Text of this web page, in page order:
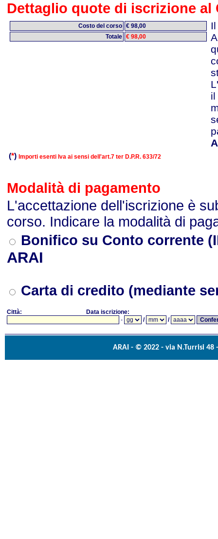
Dettaglio quote di iscrizione al
Costo del corso € 98,00
Totale € 98,00
(*) Importi esenti Iva ai sensi dell'art.7 ter D.P.R. 633/72
Modalità di pagamento
L'accettazione dell'iscrizione è
corso. Indicare la modalità di
Bonifico su Conto corrente
ARAI
Carta di credito (mediante
Città:
Data iscrizione:
-
/ /
ARAI - © 2022 - via N.Turrisi 48